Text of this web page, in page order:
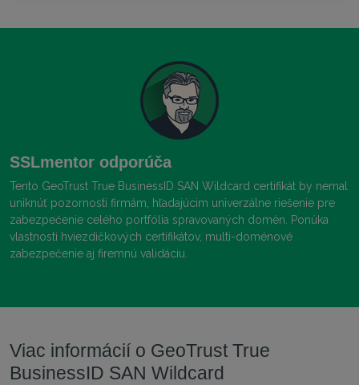
SSLmentor odporúča
Tento GeoTrust True BusinessID SAN Wildcard certifikát by nemal
uniknúť pozornosti firmám, hľadajúcim univerzálne riešenie pre
zabezpečenie celého portfólia spravovaných domén. Ponúka
vlastnosti hviezdičkových certifikátov, multi-doménové
zabezpečenie aj firemnú validáciu.
Viac informácií o GeoTrust True
BusinessID SAN Wildcard